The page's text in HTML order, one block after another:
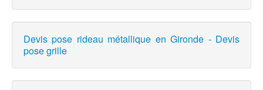
Devis pose rideau métallique en Gironde - Devis
pose grille